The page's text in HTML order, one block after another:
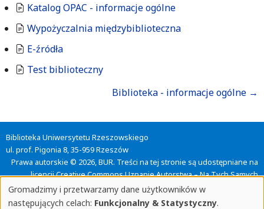
Katalog OPAC - informacje ogólne
Wypożyczalnia międzybiblioteczna
E-źródła
Test biblioteczny
nawigacji
książki
Szkolenie
biblioteczne
Biblioteka - informacje ogólne →
Biblioteka Uniwersytetu Rzeszowskiego
ul. prof. Pigonia 8, 35-959 Rzeszów
Prawa autorskie © 2026, BUR. Treści na tej stronie są udostępniane na
licencjiCreative Commons Uznanie Autorstwa – Na Tych Samych
(CC BY-SA 4.0), o ile nie zaznaczono inaczej.
Gromadzimy i przetwarzamy dane użytkowników w
następujących celach: Funkcjonalny & Statystyczny.